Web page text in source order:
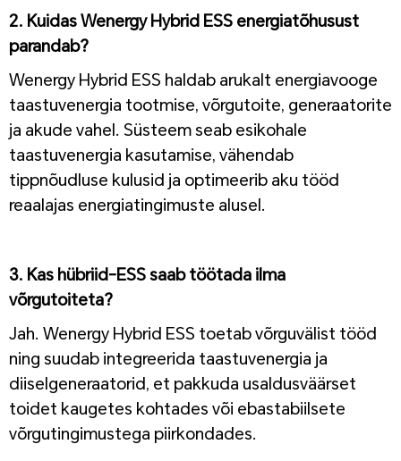
2. Kuidas Wenergy Hybrid ESS energiatõhusust
parandab?
Wenergy Hybrid ESS haldab arukalt energiavooge
taastuvenergia tootmise, võrgutoite, generaatorite
ja akude vahel. Süsteem seab esikohale
taastuvenergia kasutamise, vähendab
tippnõudluse kulusid ja optimeerib aku tööd
reaalajas energiatingimuste alusel.
3. Kas hübriid-ESS saab töötada ilma
võrgutoiteta?
Jah. Wenergy Hybrid ESS toetab võrguvälist tööd
ning suudab integreerida taastuvenergia ja
diiselgeneraatorid, et pakkuda usaldusväärset
toidet kaugetes kohtades või ebastabiilsete
võrgutingimustega piirkondades.